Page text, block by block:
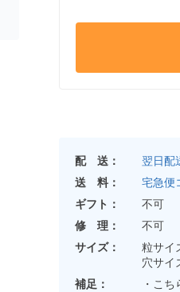
配 送： 翌日配
送 料：
宅急便
ギフト：
不可
修 理：
不可
サイズ：
粒サイ
穴サイ
補足：
・こ